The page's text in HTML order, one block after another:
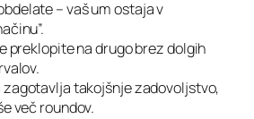
– vaš um ostaja v
preklopite na drugo brez dolgih
takojšnje zadovoljstvo,
več roundov.